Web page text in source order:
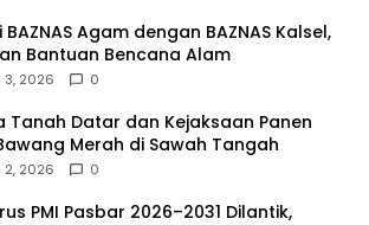
BAZNAS Agam dengan BAZNAS Kalsel,
Bantuan Bencana Alam
2026 0
Tanah Datar dan Kejaksaan Panen
Merah di Sawah Tangah
2026 0
PMI Pasbar 2026–2031 Dilantik,